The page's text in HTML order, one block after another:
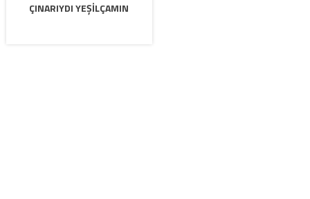
ÇINARIYDI YEŞILÇAMIN